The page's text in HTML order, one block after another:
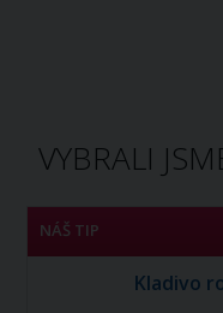
VYBRALI
NÁŠ TIP
Kladivo